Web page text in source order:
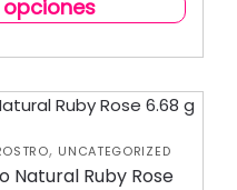
, UNCATEGORIZED
Natural Ruby Rose